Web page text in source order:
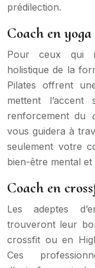
prédilection.
Coach en
Pour ceux qui
holistique de la
Pilates offrent
mettent
renforcement du
vous guidera à
seulement votre
bien-être mental et
Coach en
Les adeptes
trouveront leur
crossfit ou en
Ces